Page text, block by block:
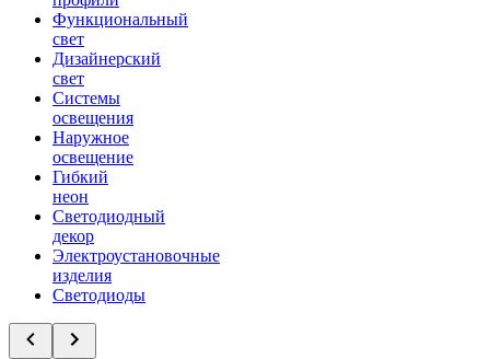
Функциональный
свет
Дизайнерский
свет
Системы
освещения
Наружное
освещение
Гибкий
неон
Светодиодный
декор
Электроустановочные
изделия
Светодиоды